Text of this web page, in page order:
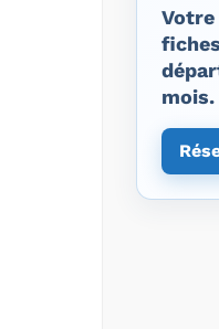
mois.